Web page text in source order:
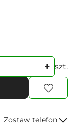
szt.
Zostaw telefon